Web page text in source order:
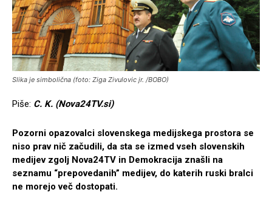
Slika je simbolična (foto: Ziga Zivulovic jr. /BOBO)
Piše: C. K. (Nova24TV.si)
Pozorni opazovalci slovenskega medijskega prostora se
niso prav nič začudili, da sta se izmed vseh slovenskih
medijev zgolj Nova24TV in Demokracija znašli na
seznamu “prepovedanih” medijev, do katerih ruski bralci
ne morejo več dostopati.